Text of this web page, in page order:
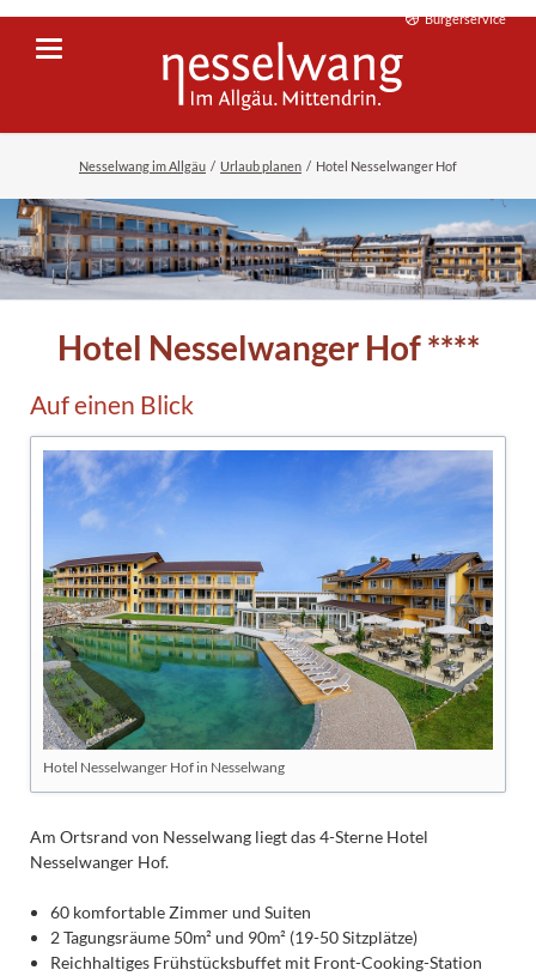
Bürgerservice
Nesselwang im Allgäu Urlaub planen Hotel Nesselwanger Hof
Hotel Nesselwanger Hof ****
Auf einen Blick
Hotel Nesselwanger Hof in Nesselwang
Am Ortsrand von Nesselwang liegt das 4-Sterne Hotel
Nesselwanger Hof.
60 komfortable Zimmer und Suiten
2 Tagungsräume 50m² und 90m² (19-50 Sitzplätze)
Reichhaltiges Frühstücksbuffet mit Front-Cooking-Station